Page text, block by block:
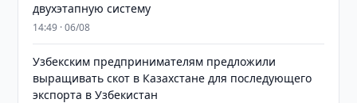
двухэтапную систему
14:49 · 06/08
Узбекским предпринимателям предложили
выращивать скот в Казахстане для последующего
экспорта в Узбекистан